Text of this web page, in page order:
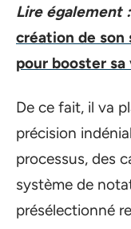
Lire également :
création de son
pour booster
De ce fait, il va
précision
processus, des
système de
présélectionné